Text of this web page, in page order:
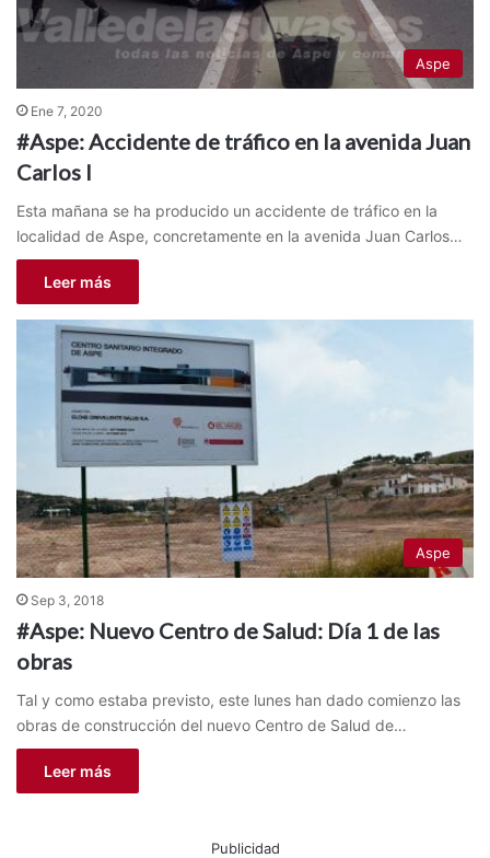
Aspe
Ene 7, 2020
#Aspe: Accidente de tráfico en la avenida Juan
Carlos I
Esta mañana se ha producido un accidente de tráfico en la
localidad de Aspe, concretamente en la avenida Juan Carlos…
Leer más
Aspe
Sep 3, 2018
#Aspe: Nuevo Centro de Salud: Día 1 de las
obras
Tal y como estaba previsto, este lunes han dado comienzo las
obras de construcción del nuevo Centro de Salud de…
Leer más
Publicidad